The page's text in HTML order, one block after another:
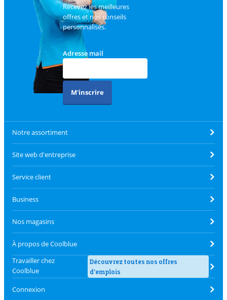
Recevez les meilleures
offres et nos conseils
personnalisés.
Adresse mail
M'inscrire
Notre assortiment
Site web d'entreprise
Service client
Business
Nos magasins
À propos de Coolblue
Travailler chez
Coolblue
Découvrez toutes nos offres
d'emplois
Connexion